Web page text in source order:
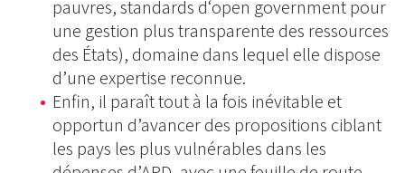
pauvres, standards d‘open government pour
une gestion plus transparente des ressources
des États), domaine dans lequel elle dispose
d’une expertise reconnue.
Enfin, il paraît tout à la fois inévitable et
opportun d’avancer des propositions ciblant
les pays les plus vulnérables dans les